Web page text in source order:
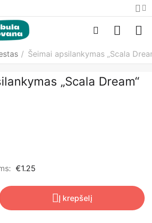
/ Šeimai apsilankymas „Scala
„Scala Dream“
€1.25
Į krepšelį